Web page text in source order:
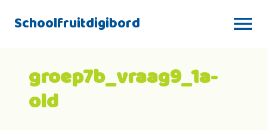
Schoolfruitdigibord
groep7b_vraag9_1a-
old